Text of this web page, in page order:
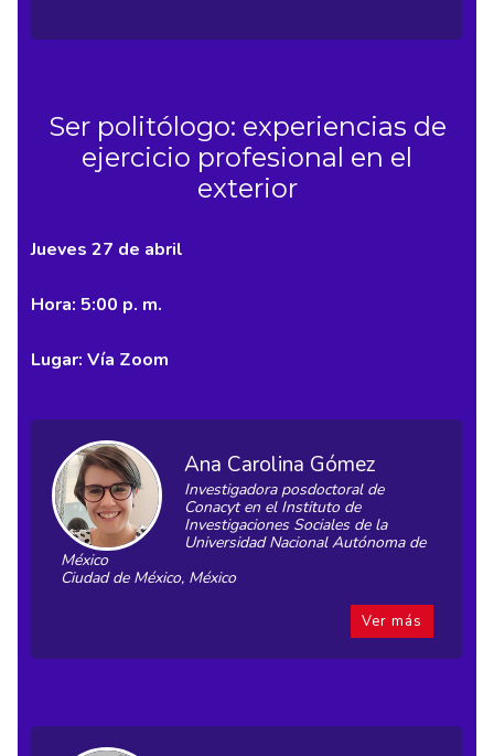
Ser politólogo: experiencias de
ejercicio profesional en el
exterior
Jueves 27 de abril
Hora: 5:00 p. m.
Lugar: Vía Zoom
Ana Carolina Gómez
Investigadora posdoctoral de
Conacyt en el Instituto de
Investigaciones Sociales de la
Universidad Nacional Autónoma de
México
Ciudad de México, México
Ver más